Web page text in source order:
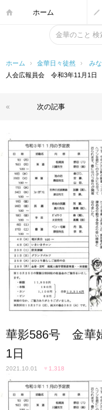
ホーム
ホーム › 金華日々徒然 › み
人会広報員会 令和3年11月1日
次の記事
«
華影586号 金華
1日
2021.10.01 ♥ 1,318